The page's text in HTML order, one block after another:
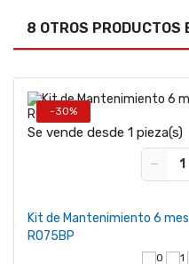
8 OTROS PRODUCTOS
-30%
Se vende desde 1 pieza(s)
−
Kit de Mantenimiento 6
RO75BP